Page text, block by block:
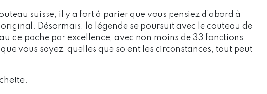
suisse, il y a fort à parier que vous pensiez d’abord à
Désormais, la légende se poursuit avec le couteau de
de poche par excellence, avec non moins de 33 fonctions
vous soyez, quelles que soient les circonstances, tout peut